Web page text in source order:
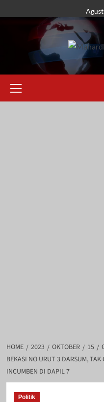
to
Menu
HOME 2023 OKTOBER 15
BEKASI NO URUT 3 DARSUM,
INCUMBEN DI DAPIL 7
Politik